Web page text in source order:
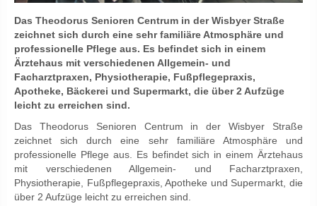
Das Theodorus Senioren Centrum in der Wisbyer Straße
zeichnet sich durch eine sehr familiäre Atmosphäre und
professionelle Pflege aus. Es befindet sich in einem
Ärztehaus mit verschiedenen Allgemein- und
Facharztpraxen, Physiotherapie, Fußpflegepraxis,
Apotheke, Bäckerei und Supermarkt, die über 2 Aufzüge
leicht zu erreichen sind.
Das Theodorus Senioren Centrum in der Wisbyer Straße
zeichnet sich durch eine sehr familiäre Atmosphäre und
professionelle Pflege aus. Es befindet sich in einem Ärztehaus
mit verschiedenen Allgemein- und Facharztpraxen,
Physiotherapie, Fußpflegepraxis, Apotheke und Supermarkt, die
über 2 Aufzüge leicht zu erreichen sind.